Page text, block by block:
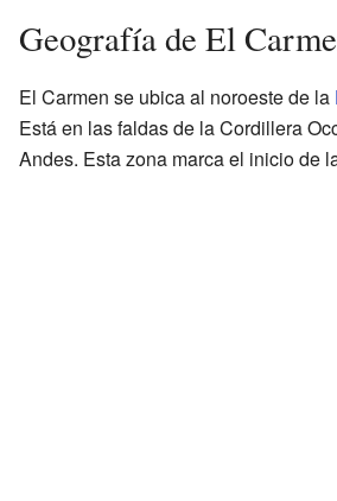
Geografía de El
El Carmen se ubica al noroeste de la
Está en las faldas de la Cordillera
Andes. Esta zona marca el inicio de